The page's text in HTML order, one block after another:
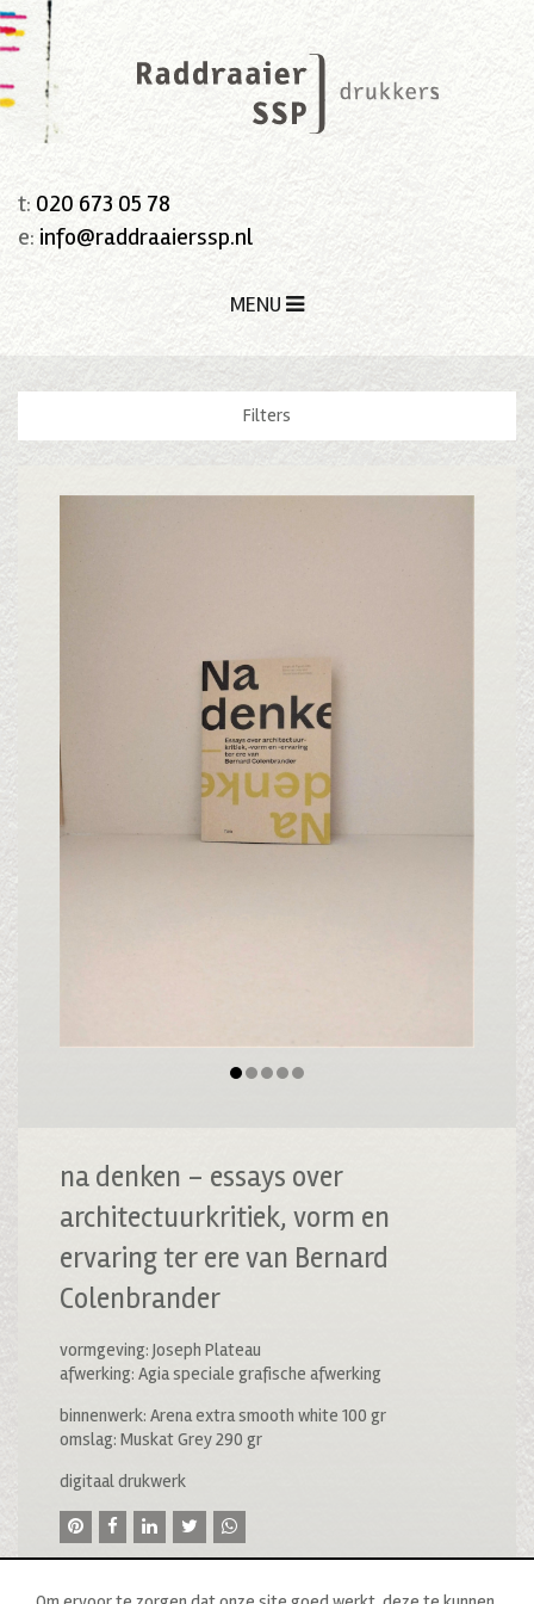
t: 020 673 05 78
e: info@raddraaierssp.nl
MENU
Filters
na denken – essays over
architectuurkritiek, vorm en
ervaring ter ere van Bernard
Colenbrander
vormgeving: Joseph Plateau
afwerking: Agia speciale grafische afwerking
binnenwerk: Arena extra smooth white 100 gr
omslag: Muskat Grey 290 gr
digitaal drukwerk